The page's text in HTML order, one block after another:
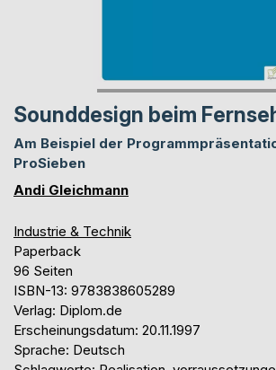
Sounddesign beim
Am Beispiel der
ProSieben
Andi Gleichmann
Industrie & Technik
Paperback
96 Seiten
ISBN-13: 9783838605289
Verlag: Diplom.de
Erscheinungsdatum: 20.11.1997
Sprache: Deutsch